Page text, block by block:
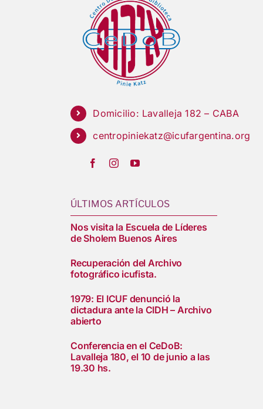
Domicilio: Lavalleja 182 – CABA
centropiniekatz@icufargentina.org
ÚLTIMOS ARTÍCULOS
Nos visita la Escuela de Líderes
de Sholem Buenos Aires
Recuperación del Archivo
fotográfico icufista.
1979: El ICUF denunció la
dictadura ante la CIDH – Archivo
abierto
Conferencia en el CeDoB:
Lavalleja 180, el 10 de junio a las
19.30 hs.